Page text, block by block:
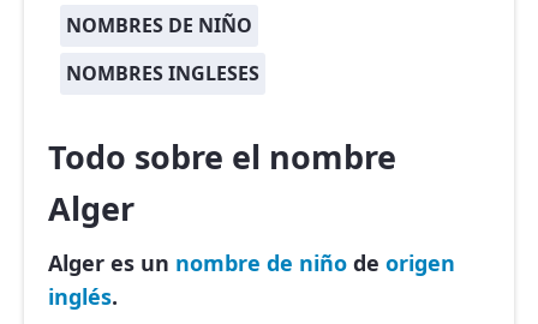
NOMBRES DE NIÑO
NOMBRES INGLESES
Todo sobre el nombre
Alger
Alger es un nombre de niño de origen
inglés.